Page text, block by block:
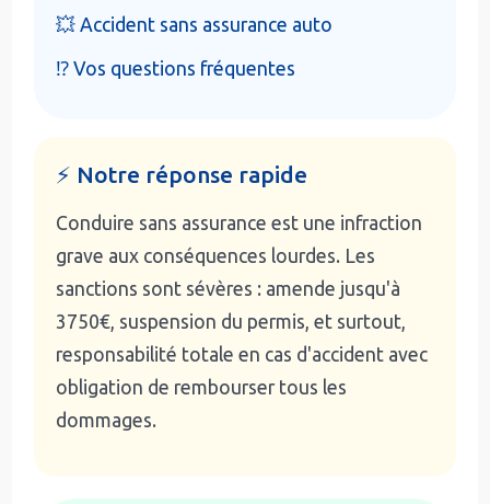
💥 Accident sans assurance auto
⁉️ Vos questions fréquentes
⚡ Notre réponse rapide
Conduire sans assurance est une infraction
grave aux conséquences lourdes. Les
sanctions sont sévères : amende jusqu'à
3750€, suspension du permis, et surtout,
responsabilité totale en cas d'accident avec
obligation de rembourser tous les
dommages.